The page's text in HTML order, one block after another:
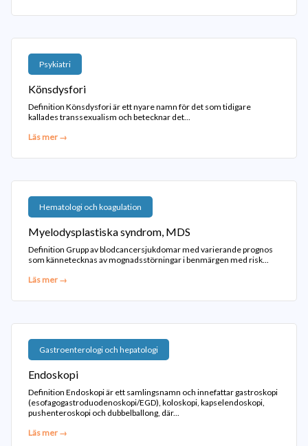
Psykiatri
Könsdysfori
Definition Könsdysfori är ett nyare namn för det som tidigare
kallades transsexualism och betecknar det...
Läs mer →
Hematologi och koagulation
Myelodysplastiska syndrom, MDS
Definition Grupp av blodcancersjukdomar med varierande prognos
som kännetecknas av mognadsstörningar i benmärgen med risk...
Läs mer →
Gastroenterologi och hepatologi
Endoskopi
Definition Endoskopi är ett samlingsnamn och innefattar gastroskopi
(esofagogastroduodenoskopi/EGD), koloskopi, kapselendoskopi,
pushenteroskopi och dubbelballong, där...
Läs mer →